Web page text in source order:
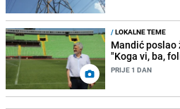
/LOKALNE TEME
Mandić poslao
"Koga vi, ba,
PRIJE 1 DAN